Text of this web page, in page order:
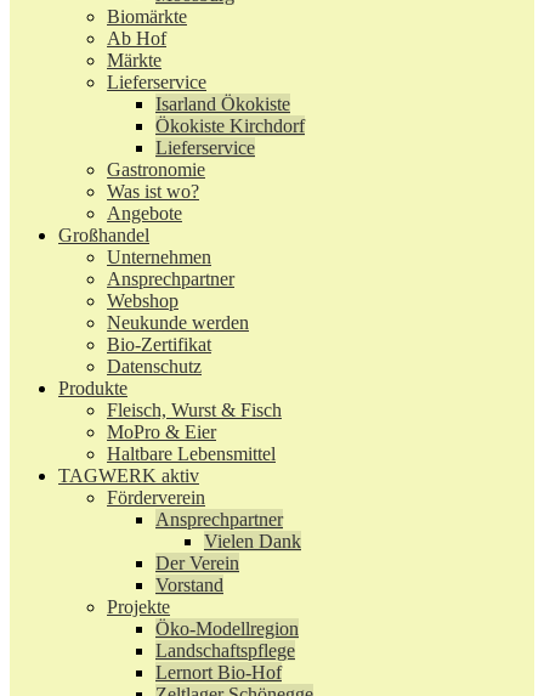
Biomärkte
Ab Hof
Märkte
Lieferservice
Isarland Ökokiste
Ökokiste Kirchdorf
Lieferservice
Gastronomie
Was ist wo?
Angebote
Großhandel
Unternehmen
Ansprechpartner
Webshop
Neukunde werden
Bio-Zertifikat
Datenschutz
Produkte
Fleisch, Wurst & Fisch
MoPro & Eier
Haltbare Lebensmittel
TAGWERK aktiv
Förderverein
Ansprechpartner
Vielen Dank
Der Verein
Vorstand
Projekte
Öko-Modellregion
Landschaftspflege
Lernort Bio-Hof